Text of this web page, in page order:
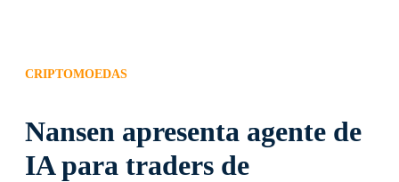
CRIPTOMOEDAS
Nansen apresenta agente de
IA para traders de